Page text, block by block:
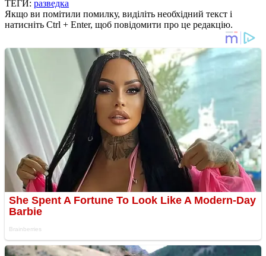
ТЕГИ: разведка
Якщо ви помітили помилку, виділіть необхідний текст і
натисніть Ctrl + Enter, щоб повідомити про це редакцію.